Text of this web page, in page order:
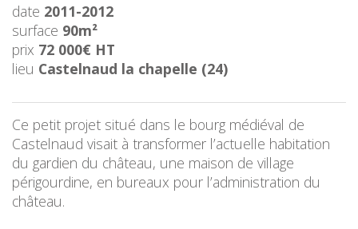
date 2011-2012
surface 90m²
prix 72 000€ HT
lieu Castelnaud la chapelle (24)
Ce petit projet situé dans le bourg médiéval de
Castelnaud visait à transformer l’actuelle habitation
du gardien du château, une maison de village
périgourdine, en bureaux pour l’administration du
château.